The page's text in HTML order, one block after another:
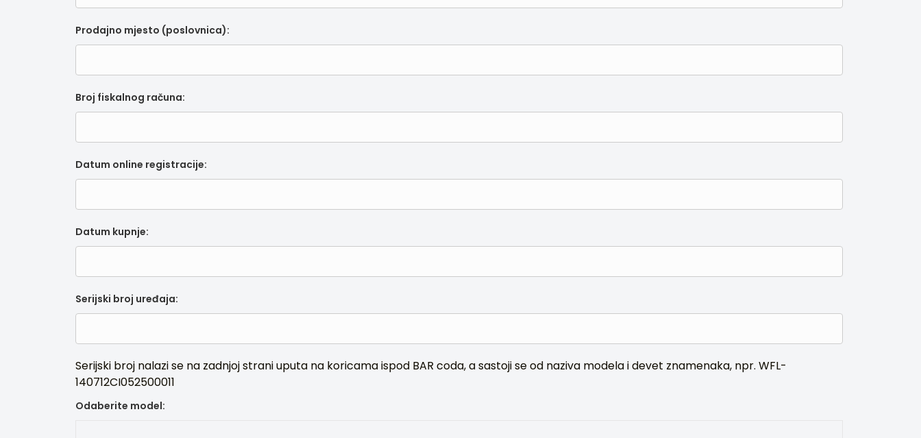
Prodajno mjesto (poslovnica):
Broj fiskalnog računa:
Datum online registracije:
Datum kupnje:
Serijski broj uređaja:
Serijski broj nalazi se na zadnjoj strani uputa na koricama ispod BAR coda, a sastoji se od naziva modela i devet znamenaka, npr. WFL-
140712CI052500011
Odaberite model: